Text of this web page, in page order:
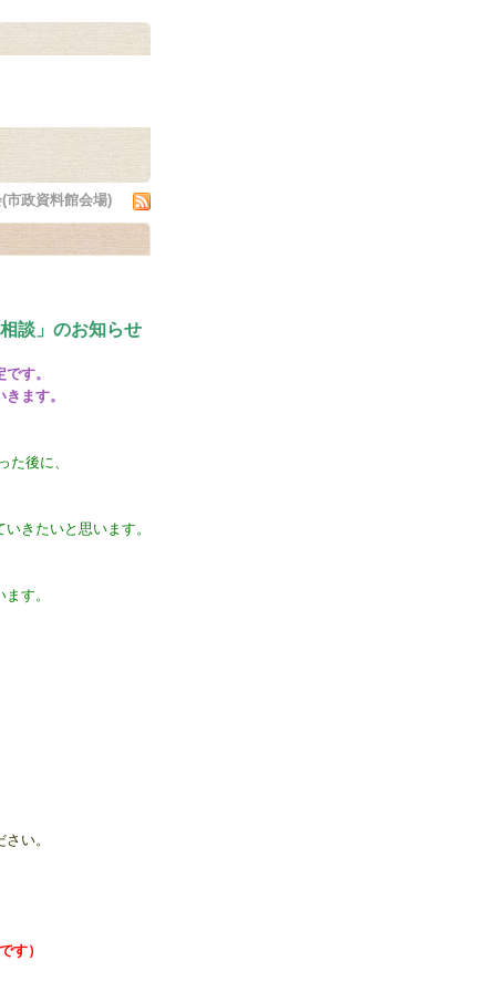
市政資料館会場)
談」 のお知らせ
す。
ます。
後に、
いきたいと思います。
す。
い。
す）